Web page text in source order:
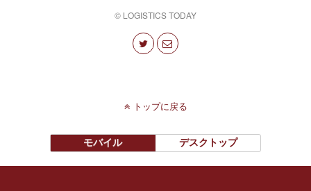
© LOGISTICS TODAY
トップに戻る
モバイル デスクトップ